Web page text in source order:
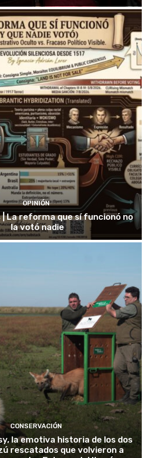
OPINIÓN
La reforma que sí funcionó no
la votó nadie
CONSERVACIÓN
la emotiva historia de los dos
rescatados que volvieron a